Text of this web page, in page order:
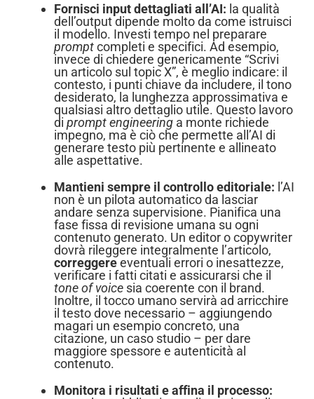
Fornisci input dettagliati all’AI: la qualità
dell’output dipende molto da come istruisci
il modello. Investi tempo nel preparare
promptcompleti e specifici. Ad esempio,
invece di chiedere genericamente “Scrivi
un articolo sul topic X”, è meglio indicare: il
contesto, i punti chiave da includere, il tono
desiderato, la lunghezza approssimativa e
qualsiasi altro dettaglio utile. Questo lavoro
di prompt engineeringa monte richiede
impegno, ma è ciò che permette all’AI di
generare testo più pertinente e allineato
alle aspettative.
Mantieni sempre il controllo editoriale: l’AI
non è un pilota automatico da lasciar
andare senza supervisione. Pianifica una
fase fissa di revisione umana su ogni
contenuto generato. Un editor o copywriter
dovrà rileggere integralmente l’articolo,
correggereeventuali errori o inesattezze,
verificare i fatti citati e assicurarsi che il
tone of voicesia coerente con il brand.
Inoltre, il tocco umano servirà ad arricchire
il testo dove necessario – aggiungendo
magari un esempio concreto, una
citazione, un caso studio – per dare
maggiore spessore e autenticità al
contenuto.
Monitora i risultati e affina il processo: